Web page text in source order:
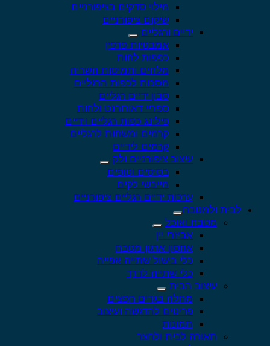
מילוי סדקים בציפורניים
שיקום ציפורניים
ידיים ורגליים
אמבטיות פרפין
כפפות לחות
מלחים ותמיסות השריה
מסכות לכפות הרגליים
סבון ידיים רגליים
ספריי דאורורנט ולחות
פילינג כפות רגליים וידיים
קרמים ומשחות לרגליים
קרמים לידיים
עיצוב ציפורניים ולק
בסיסים וטופים
מייבשי לקים
ערכות ידיים רגליים ציפורניים
לבית ולמטבח
מטבח ואוכל
אביזרי יין
אחסון ארגון מטבח
כלי בישול שתייה אפייה
כלי שתייה לדרך
עיצוב הבית
מתלה בגדים חפצים
פריטים להדגשה ועיצוב
תמונות
תאורה לבית ולחצר